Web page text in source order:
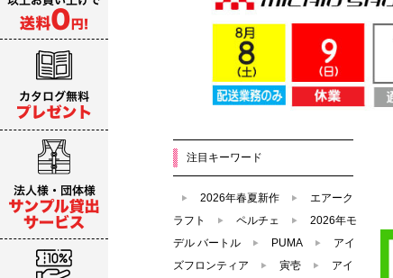
注目キーワード
2026年春夏新作
エアーク
ラフト
ペルチェ
2026年モ
デル バートル
PUMA
アイ
ズフロンティア
寅壱
アイ